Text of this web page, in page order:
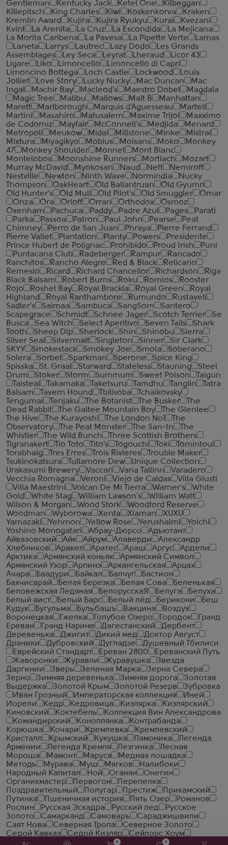
0 0
Gentleman
Kentucky Jack Ketel One
Kilbeggan
Killepitsch
King Charles Kiwi Koskenkorva
Kraken
Kremlin Award
Kujira Kujira Ryukyu Kurai
Kvezani
Kvint
La Arenita La Cruz La Escondida
La Mejicana
La Morita Caribena
La Pavesa La Pipette Verte
Lamas
Laneta
Larrys Lautrec Lazy Dodo
Les Grands
Assemblages
Ley Seca Leyrat Lheraud
Licor 43
Ligare
Liko Limoncello
Limoncello di Capri
Limoncino Bottega
Loch Castle Lockwood
Louis
Jolliet
Love Story Lucky Nucky Mac Duncan
Mac
Ingal
Machir Bay Macleod's Maestro Dobel
Magdala
Magic Tree
Malibu Mallows Malt B
Manhattan
Marett
Marlborough Marquis d'Aguesseau
Martell
Martini
Masahiro Matusalem Maxime Trijol
Maxximo
de Codorniz
Mayfair McConnell's Medjida
Menard
Metropoli
Meukow Midai Millstone Minke
Mistral
Mixtura
Miyagikyo Mobius Moisans Moko
Monkey
47
Monkey Shoulder Monnet
Mont Blanc
Montelobos
Moonshine Runners Mortlach
Mozart
Murray McDavid
Myokosan Naud Neft
Nemiroff
Nestville
Newton Ninth Wave Normindia
Nucky
Thompson
OakHeart Old Ballantruan
Old Gyumri
Old Hunter's
Old Mull Old Pilot's Old Smuggler
Omar
Onza
Ora Orloff Orran Orthodox
Osmoz
Oxenham
Pachuca Paddy Padre Azul Pages
Parati
Parka
Passoa Patron Paul John Pearse
Peat
Chimney
Perro de San Juan Phraya
Pierre Ferrand
Pierre Vallet
Plantation Planty Powers
Presidente
Prince Hubert de Polignac
Prohibido Proud Irish
Puni
Puntacana Club
Radeberger Rampur
Rancado
Ranchitos
Rancho Alegre Red & Black
Relicario
Remeslo
Ricard Richard Chancellor Richardson
Riga
Black Balsam
Robert Burns Roku Romios
Rooster
Rojo
Roshel Bay Royal Brackla Royal Green
Royal
Highland
Royal Ranthambore Rumundo
Rustaveli
Sadler's
Saimaa Sambuca SangSom
Santero
Scapegrace
Schmidt Schnee Jager Scotch Terrier
Se
Busca
Sea Witch Select Aperitivo Seven Tails
Shark
Tooth
Sheep Dip Sherlock Shin Shinobu
Sierra
Silver Seal
Silvermalt Singleton Sinner
Sir Clark
SKYY
Smokestack Smokey Joe Smola
Soberano
Solera
Sorbet Sparkman Sperone
Spice King
Spisska
St. Graal Starward Stateless Stauning
Steel
Drum
Stoker Storm Summum Sweet Poison
Taigun
Taisteal
Takamaka Taketsuru Tamdhu Tanglin
Tatra
Balsam
Tavern Hound Tbilisoba
Tchaikovsky
Tengumai
Tenjaku The Botanist The Busker
The
Dead Rabbit
The Galtee Mountain Boy
The Glenlee
The Hive
The Kurayoshi The London №1
The
Observatory
The Peat Monster The San-In
The
Whistler
The Wild Bunch
Three Scottish Brothers
Tigranakert
Tio Toto Tito's Togouchi Toki
Tomintoul
Torabhaig
Tres Erres Trois Rivieres
Trouble Maker
Tsukinokatsura
Tullamore Dew
Unique Collection
Urakasumi Brewery
Vaccari Vana Tallinn
Varadero
Vecchia Romagna
Veroni Viejo de Caldas
Villa Giusti
Villa Maestrini
Volcan De Mi Tierra Warner's
White
Gold
White Stag William Lawson's
William Watt
Wilson & Morgan
Wood Stork
Woodford Reserve
Woodman
Wyborowa Xenta Xiaman
XUXU
Yamazaki
Yehmon Yellow Rose Yerushalmi
Yoichi
Yoshino Monogatari
Абрау-Дюрсо
Адъютант
Айвазовский
Айк Айрум Алаверди
Александр
Хлебников
Аракел Аратес Араш Аргус
Ардели
Арктика
Армянский коньяк
Армянский Символ
Армянский Узор
Арпинэ Архангельская
Арцах
Ачара
Баадури Байкал Балчуг
Бастион
Бахчисарай
Белая Березка Белая Сова
Беленькая
Беловежская Ледяная
БелорусскаЯ Белуга
Белуха
Белый аист
Белый Барс Белый лёд Берикони
Беш
Кудук
Бугульма Бульбашъ Вакцина
Воздух
Воронецкая
Гжелка Голубое Озеро Городок
Гранд
Ереван
Гранд Нарине Дагестанский
Дербент
Деревенька
Джигит Дикий мед
Доктор Август
Драники
Дубровский Дугладзе
Душевный Тбилиси
Еврейский Стандарт
Ереван 2800
Ереванский Путь
Жаворонки
Журавли Журавушка
Звезда
Даргинии
Зверь Зеленая Марка
Зерна Севера
Зерно
Зимняя деревенька Зимняя дорога
Золотая
Выдержка
Золотой Крым Золотой Резерв
Зубровка
Иван Грозный
Императорская коллекция
Иней
Иорели
Кедр Кедровица Кизлярка
Кизлярский
Киновский
Коктебель
Коллекция Вин Александрова
Командирский
Коноплянка
Контрабанда
Корюшка
Кочари Кремлевка
Кремлевский
Кристалл
Крымский Кукушка Ламоника
Легенда
Армении
Легенда Кремля Лезгинка
Лесная
Мороша
Мамонт Маруся
Медная лошадка
Методъ
Мурава Муш Мягков
Налибоки
Народный Капитал
Ной Оганян
Онегин
Органикмастер
Первогон
Перепелка
Поздравительный
Полугар Престиж
Прикамский
Путинка
Пшеничная история Пять Озер
Романов
Рослин
Русская Эскадра Русский лед
Русское
Золото
Самарканд Самоваръ
Сараджишвили
Саят Нова
Северная Тропа
Северное Золото
Седой Кавказ
Седой Кизляр
Сейлорс Хоум
Славянский Трактир
Смирновъ Сокровище Тифлиса